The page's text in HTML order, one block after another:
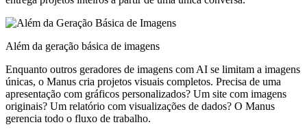
Além da geração básica de imagens
Enquanto outros geradores de imagens com AI se limitam a imagens
únicas, o Manus cria projetos visuais completos. Precisa de uma
apresentação com gráficos personalizados? Um site com imagens
originais? Um relatório com visualizações de dados? O Manus
gerencia todo o fluxo de trabalho.